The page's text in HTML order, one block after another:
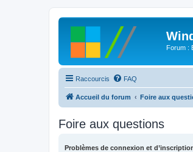
Forum :
Raccourcis FAQ
Accueil du forum Foire aux
Foire aux questions
Problèmes de connexion et